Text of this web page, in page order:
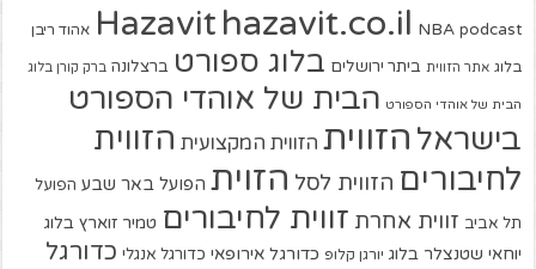
Hazavit hazavit.co.il NBA podcast אהוד ריבן
בלוג אתר הזווית ביתר ירושלים בלוג ספורט ברצלונה ברק קורן בלוג
הבית של אוהדי הספורט הבית של אוהדי הספורט
בישראל הזווית הזווית המקצועית הזווית
לחיבורים הזווית לסל הזוית הפועל באר שבע הפועל
תל אביב זווית אחרת זווית לחיבורים טמיר זוארץ בלוג
יוחאי שטנצלר בלוג יורגן קלופ כדורגל אירופאי כדורגל אנגלי כדורגל